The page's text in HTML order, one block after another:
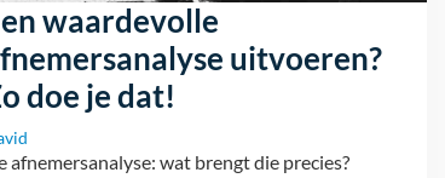
waardevolle
uitvoeren?
doe je dat!
afnemersanalyse: wat brengt die precies?